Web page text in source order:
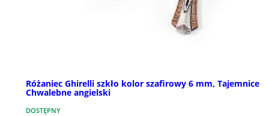
Różaniec Ghirelli szkło kolor szafirowy 6 mm, Tajemnice
Chwalebne angielski
DOSTĘPNY